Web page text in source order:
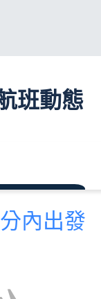
班動態
內出發